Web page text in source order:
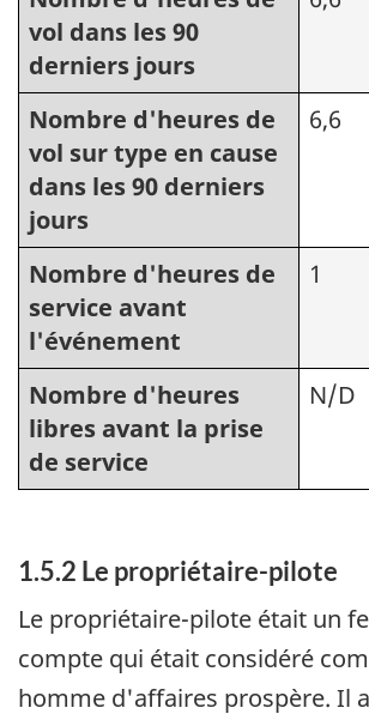
vol dans les 90
derniers jours
Nombre d'heures de
vol sur type en cause
dans les 90 derniers
jours
6,6
Nombre d'heures de
service avant
l'événement
1
Nombre d'heures
libres avant la prise
de service
N/D
1.5.2 Le propriétaire-pilote
Le propriétaire-pilote était un
compte qui était considéré
homme d'affaires prospère. Il